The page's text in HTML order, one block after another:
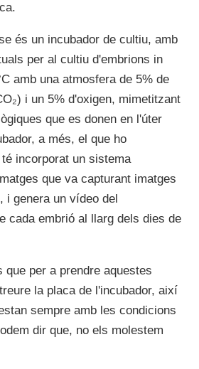
és un incubador de cultiu, amb
per al cultiu d'embrions in
amb una atmosfera de 5% de
i un 5% d'oxigen, mimetitzant
que es donen en l'úter
a més, el que ho
incorporat un sistema
que va capturant imatges
i genera un vídeo del
cada embrió al llarg dels dies de
que per a prendre aquestes
la placa de l'incubador, així
sempre amb les condicions
dir que, no els molestem